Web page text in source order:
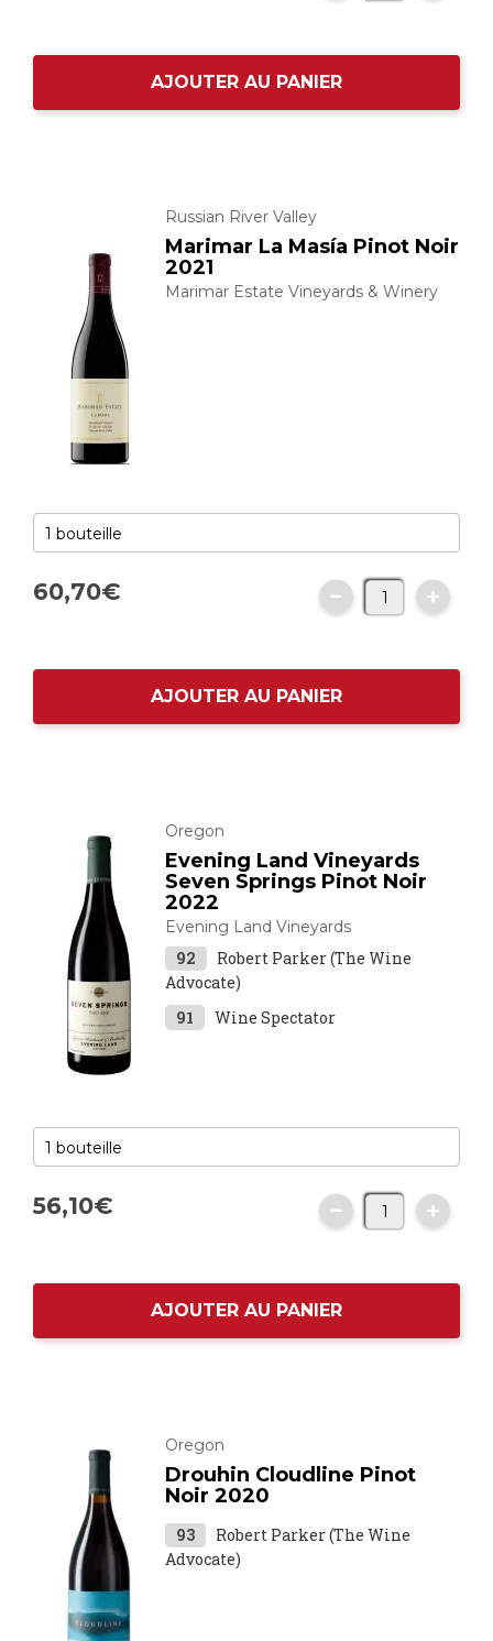
AJOUTER AU PANIER
Russian River Valley
Marimar La Masía Pinot Noir
2021
Marimar Estate Vineyards & Winery
60,70€
AJOUTER AU PANIER
Oregon
Evening Land Vineyards
Seven Springs Pinot Noir
2022
Evening Land Vineyards
92
Robert Parker (The Wine
Advocate)
91
Wine Spectator
56,10€
AJOUTER AU PANIER
Oregon
Drouhin Cloudline Pinot
Noir 2020
93
Robert Parker (The Wine
Advocate)